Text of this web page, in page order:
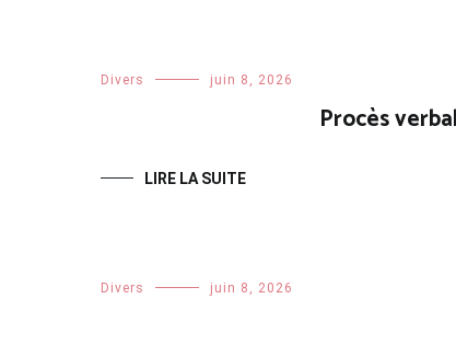
Divers juin 8, 2026
Procès
LIRE LA SUITE
Divers juin 8, 2026